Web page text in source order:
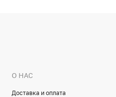
О НАС
Доставка и оплата